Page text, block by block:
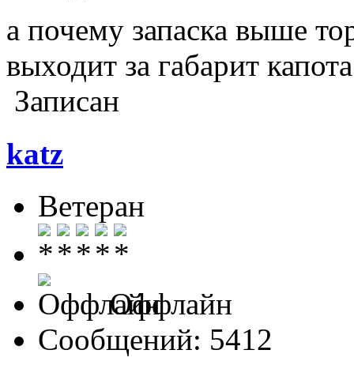
а почему запаска выше
выходит за габарит капота
Записан
katz
Ветеран
Оффлайн
Сообщений: 5412